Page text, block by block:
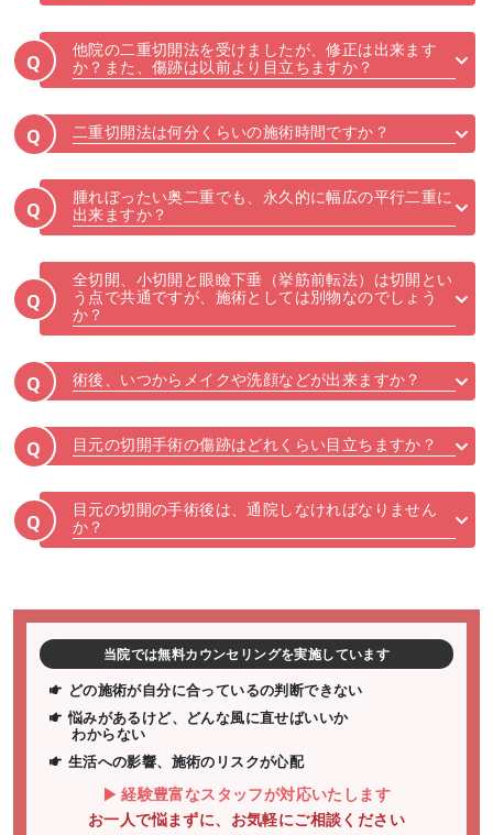
Q
他院の二重切開法を受けましたが、修正は出来ます
か？また、傷跡は以前より目立ちますか？
Q 二重切開法は何分くらいの施術時間ですか？
Q
腫れぼったい奥二重でも、永久的に幅広の平行二重に
出来ますか？
Q
全切開、小切開と眼瞼下垂（挙筋前転法）は切開とい
う点で共通ですが、施術としては別物なのでしょう
か？
Q 術後、いつからメイクや洗顔などが出来ますか？
Q 目元の切開手術の傷跡はどれくらい目立ちますか？
Q
目元の切開の手術後は、通院しなければなりません
か？
当院では無料カウンセリングを実施しています
どの施術が自分に合っているの判断できない
悩みがあるけど、どんな風に直せばいいか
わからない
生活への影響、施術のリスクが心配
経験豊富なスタッフが対応いたします
お一人で悩まずに、お気軽にご相談ください